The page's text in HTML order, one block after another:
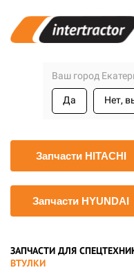
Ваш город
Да Нет,
Запчасти HITACHI
Запчасти HYUNDAI
ЗАПЧАСТИ ДЛЯ
ВТУЛКИ